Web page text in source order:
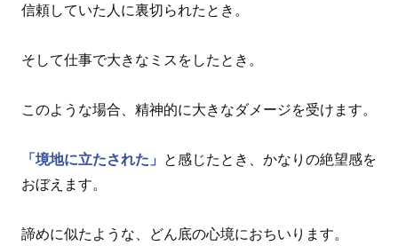
信頼していた人に裏切られたとき。
そして仕事で大きなミスをしたとき。
このような場合、精神的に大きなダメージを受けます。
「境地に立たされた」
と感じたとき、かなりの絶望感を
おぼえます。
諦めに似たような、どん底の心境におちいります。